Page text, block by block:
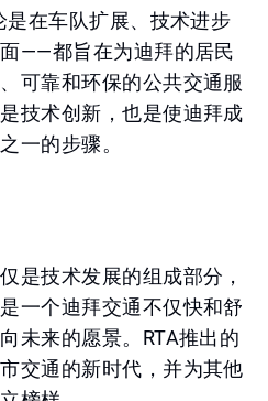
在车队扩展、技术进步
——都旨在为迪拜的居民
可靠和环保的公共交通服
技术创新，也是使迪拜成
一的步骤。
是技术发展的组成部分，
一个迪拜交通不仅快和舒
未来的愿景。RTA推出的
交通的新时代，并为其他